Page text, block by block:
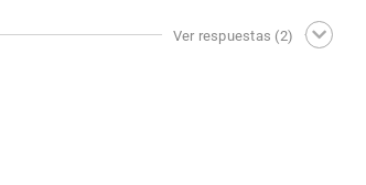
Ver respuestas (2)